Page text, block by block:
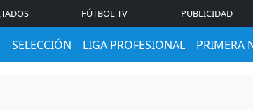
FÚTBOL TV PUBLICIDAD
SELECCIÓN LIGA PROFESIONAL PRIMERA